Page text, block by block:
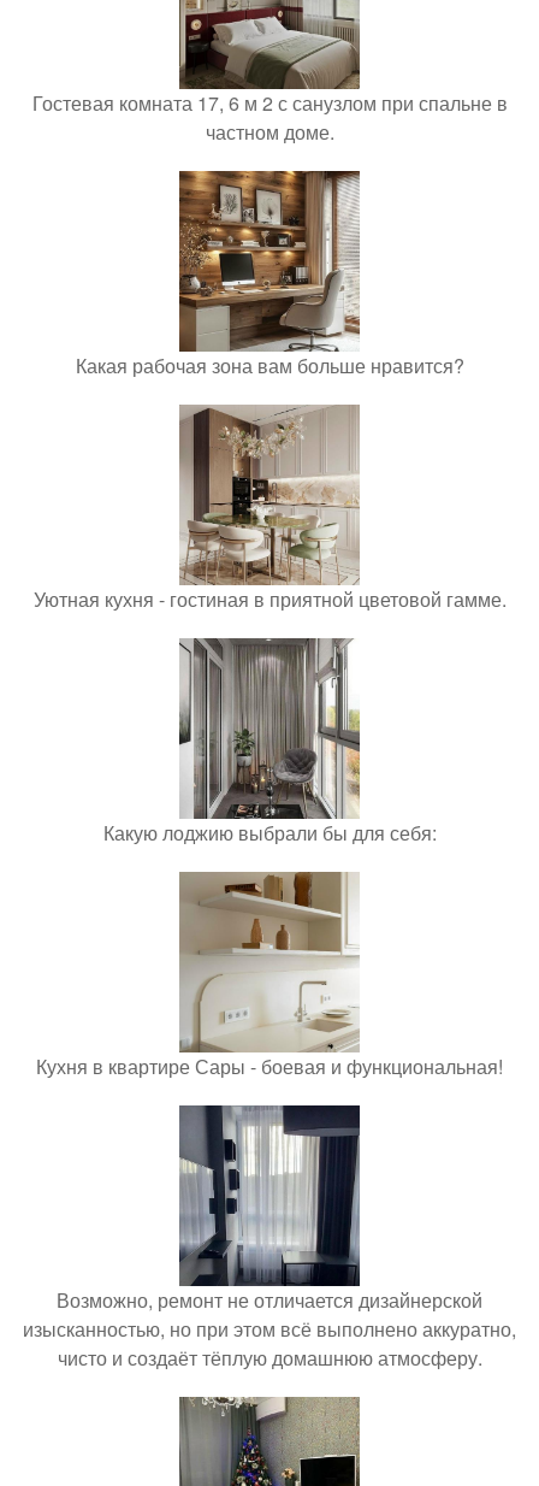
Гостевая комната 17, 6 м 2 с санузлом при спальне в
частном доме.
Какая рабочая зона вам больше нравится?
Уютная кухня - гостиная в приятной цветовой гамме.
Какую лоджию выбрали бы для себя:
Кухня в квартире Сары - боевая и функциональная!
Возможно, ремонт не отличается дизайнерской
изысканностью, но при этом всё выполнено аккуратно,
чисто и создаёт тёплую домашнюю атмосферу.